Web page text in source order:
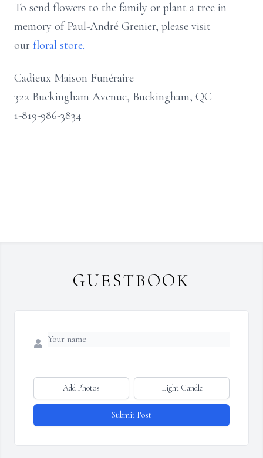
To send flowers to the family or plant a tree in
memory of Paul-André Grenier, please visit
our floral store.
Cadieux Maison Funéraire
322 Buckingham Avenue, Buckingham, QC
1-819-986-3834
GUESTBOOK
Add Photos Light Candle
Submit Post